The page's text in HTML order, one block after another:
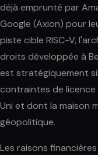
déjà emprunté par
Google (Axion) pour
piste cible RISC-V,
droits développée à
est stratégiquement
contraintes de licence
Uni et dont la maison
géopolitique.
Les raisons